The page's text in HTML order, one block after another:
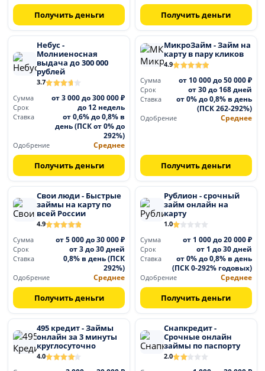
Получить деньги Получить деньги
Небус -
Молниеносная
выдача до 300 000
рублей
3.7
Сумма
от 3 000 до 300 000 ₽
Срок до 12 недель
Ставка
от 0,6% до 0,8% в
день (ПСК от 0% до
292%)
Одобрение Среднее
Получить деньги
МикроЗайм - Займ на
карту в пару кликов
4.9
Сумма
от 10 000 до 50 000 ₽
Срок от 30 до 168 дней
Ставка
от 0% до 0,8% в день
(ПСК 262-292%)
Одобрение Среднее
Получить деньги
Свои люди - Быстрые
займы на карту по
всей России
4.9
Сумма
от 5 000 до 30 000 ₽
Срок от 3 до 30 дней
Ставка
0,8% в день (ПСК
292%)
Одобрение Среднее
Получить деньги
Рублион - срочный
займ онлайн на
карту
1.0
Сумма
от 1 000 до 20 000 ₽
Срок от 1 до 30 дней
Ставка
от 0% до 0,8% в день
(ПСК 0-292% годовых)
Одобрение Среднее
Получить деньги
495 кредит - Займы
онлайн за 3 минуты
круглосуточно
4.0
Снапкредит -
Срочные онлайн
займы по паспорту
2.0